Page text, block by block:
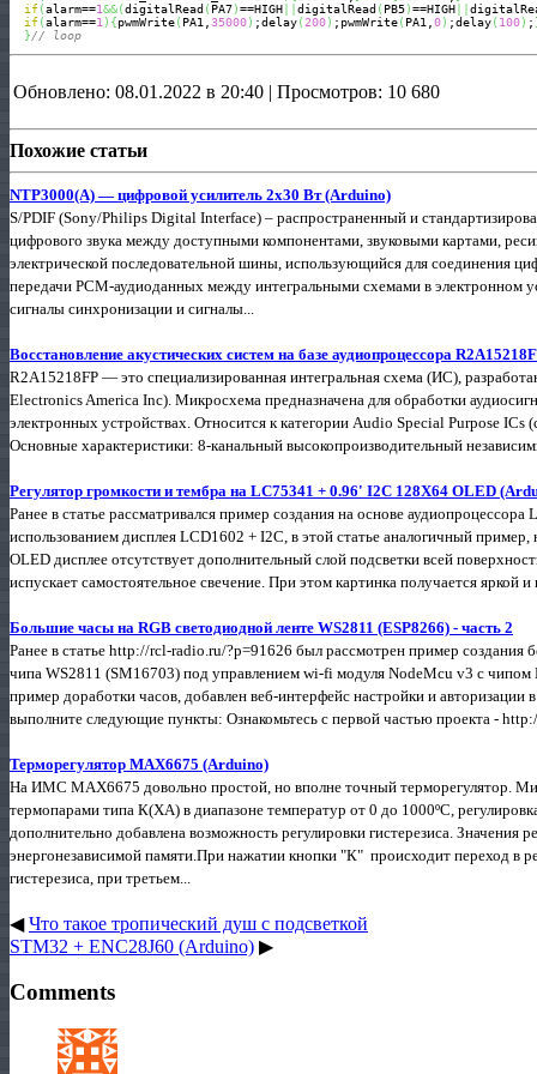
if(alarm==1&&(digitalRead ( PA7)==HIGH digitalRead ( PB5)==HIGH
if(alarm==1 ) {pwmWrite( PA1, 35000) ;delay(200) ;pwmWrite( PA1, 0) ;delay( 100) ;
}// loop
Обновлено: 08.01.2022 в 20:40 | Просмотров: 10 680
Похожие статьи
NTP3000(А) — цифровой усилитель 2х30 Вт (Arduino)
S/PDIF (Sony/Philips Digital Interface) – распространенный и
цифрового звука между доступными компонентами, звуковыми картами,
электрической последовательной шины, использующийся для соединения
передачи PCM-аудиоданных между интегральными схемами в электронном
сигналы синхронизации и сигналы...
Восстановление акустических систем на базе аудиопроцессора
R2A15218FP — это специализированная интегральная схема (ИС),
Electronics America Inc). Микросхема предназначена для обработки
электронных устройствах. Относится к категории Audio Special Purpose
Основные характеристики: 8-канальный высокопроизводительный
Регулятор громкости и тембра на LC75341 + 0.96' I2C 128X64 OLED
Ранее в статье рассматривался пример создания на основе
использованием дисплея LCD1602 + I2C, в этой статье аналогичный
OLED дисплее отсутствует дополнительный слой подсветки всей
испускает самостоятельное свечение. При этом картинка получается яркой
Большие часы на RGB светодиодной ленте WS2811 (ESP8266) - часть 2
Ранее в статье http://rcl-radio.ru/?p=91626 был рассмотрен пример создания
чипа WS2811 (SM16703) под управлением wi-fi модуля NodeMcu v3 с чипом
пример доработки часов, добавлен веб-интерфейс настройки и авторизации
выполните следующие пункты: Ознакомьтесь с первой частью проекта -
Терморегулятор MAX6675 (Arduino)
На ИМС MAX6675 довольно простой, но вполне точный терморегулятор.
термопарами типа К(ХА) в диапазоне температур от 0 до 1000ºС,
дополнительно добавлена возможность регулировки гистерезиса. Значения
энергонезависимой памяти.При нажатии кнопки "К" происходит переход в
гистерезиса, при третьем...
◀Что такое тропический душ с подсветкой
STM32 + ENC28J60 (Arduino) ▶
Comments